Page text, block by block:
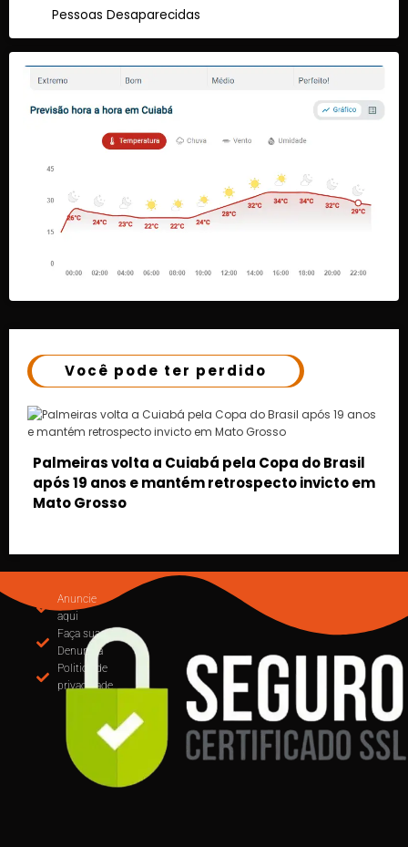
Pessoas Desaparecidas
Você pode ter perdido
em
MUDANÇA NA EMISSÃO DE NOTAS: CUIABÁ
OBRIGA USO DO EMISSOR NACIONAL DE NFS-e
PARTIR DE SETEMBRO